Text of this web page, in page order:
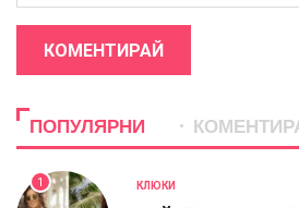
КОМЕНТИРАЙ
ПОПУЛЯРНИ
1 КЛЮКИ